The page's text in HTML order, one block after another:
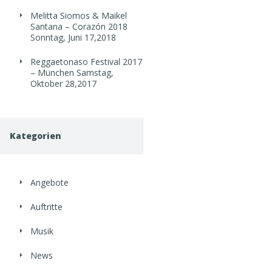
Melitta Siomos & Maikel
Santana – Corazón 2018
Sonntag, Juni 17,2018
Reggaetonaso Festival 2017
– München Samstag,
Oktober 28,2017
Kategorien
Angebote
Auftritte
Musik
News